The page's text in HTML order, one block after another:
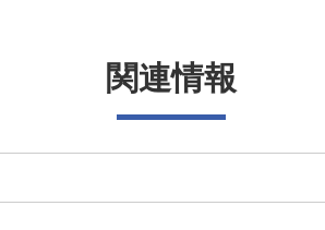
関連情報